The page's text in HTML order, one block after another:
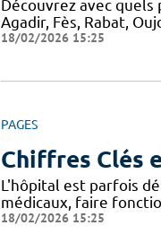
Découvrez avec quels
Agadir, Fès, Rabat,
18/02/2026 15:25
PAGES
Chiffres Clés
L'hôpital est parfois
médicaux, faire
18/02/2026 15:25